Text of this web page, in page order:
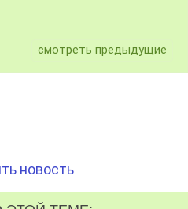
смотреть предыдущие
новость